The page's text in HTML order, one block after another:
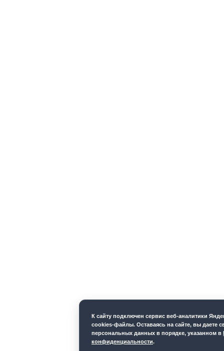
К cайту подключен сервис веб-аналитики
cookies-файлы. Оставаясь на сайте, вы даете
персональных данных в порядке, указанном в
конфиденциальности.